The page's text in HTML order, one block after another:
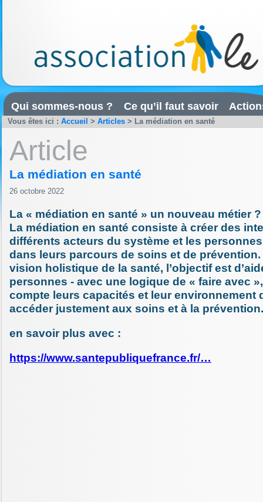
Qui sommes-nous ? Ce qu’il faut savoir
Vous êtes ici : Accueil > Articles > La médiation en santé
Article
La médiation en santé
26 octobre 2022
La « médiation en santé » un nouveau métier ?
La médiation en santé consiste à créer des
différents acteurs du système et les
dans leurs parcours de soins et de prévention.
vision holistique de la santé, l’objectif est
personnes - avec une logique de « faire avec
compte leurs capacités et leur environnement
accéder justement aux soins et à la prévention.
en savoir plus avec :
https://www.santepubliquefrance.fr/…